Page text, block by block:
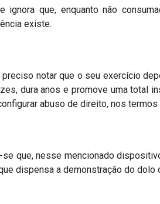
ignora que, enquanto não
existe.
notar que o seu exercício
dura anos e promove uma total
abuso de direito, nos
se que, nesse mencionado
dispensa a demonstração do dolo